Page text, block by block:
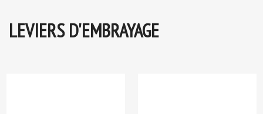
LEVIERS D'EMBRAYAGE